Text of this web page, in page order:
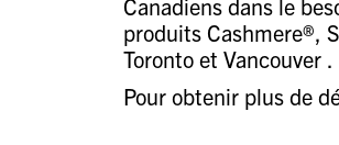
Canadiens dans le
produits Cashmere®,
Toronto et Vancouver .
Pour obtenir plus de